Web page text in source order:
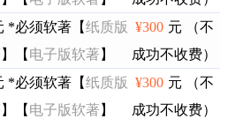
*必须软著【纸质版
】【 电子版软著 】
¥300 元 （不
成功不收费）
*必须软著【纸质版
】【 电子版软著 】
¥300 元 （不
成功不收费）